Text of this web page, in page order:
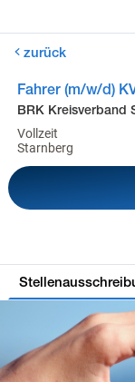
zurück
Fahrer (m/w/d)
BRK Kreisverband
Vollzeit
Starnberg